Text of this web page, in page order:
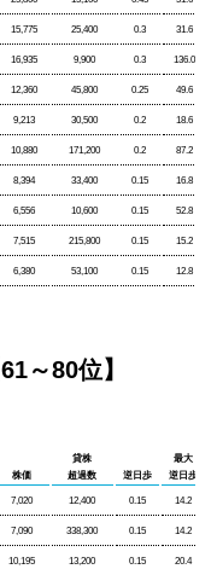
15,775 25,400 0.3 31.6
16,935 9,900 0.3 136.0
12,360 45,800 0.25 49.6
9,213 30,500 0.2 18.6
10,880 171,200 0.2 87.2
8,394 33,400 0.15 16.8
6,556 10,600 0.15 52.8
7,515 215,800 0.15 15.2
6,380 53,100 0.15 12.8
～80位】
株価
貸株
超過数
逆日歩
最大
逆日歩
7,020 12,400 0.15 14.2
7,090 338,300 0.15 14.2
10,195 13,200 0.15 20.4